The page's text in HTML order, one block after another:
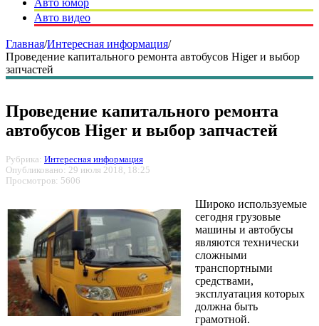
Авто юмор
Авто видео
Главная/Интересная информация/
Проведение капитального ремонта автобусов Higer и выбор
запчастей
Проведение капитального ремонта
автобусов Higer и выбор запчастей
Рубрика: Интересная информация
Опубликовано: 29 июля 2018, 18:25
Просмотров: 5606
Широко используемые
сегодня грузовые
машины и автобусы
являются технически
сложными
транспортными
средствами,
эксплуатация которых
должна быть
грамотной.